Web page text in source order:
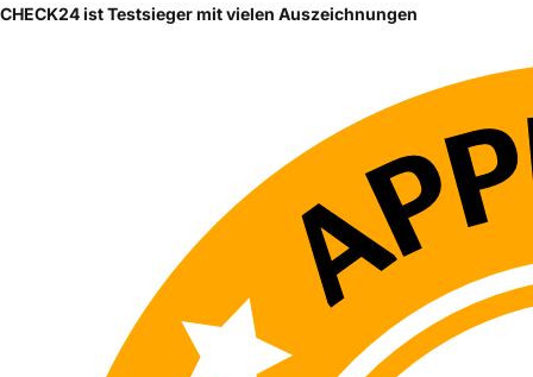
CHECK24 ist Testsieger mit vielen Auszeichnungen